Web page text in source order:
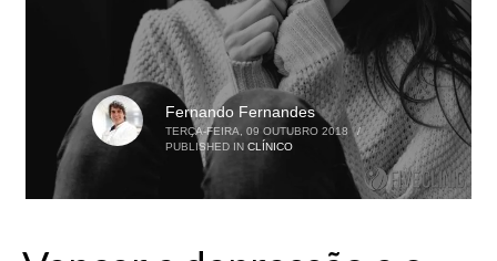
Fernando Fernandes
TERÇA-FEIRA, 09 OUTUBRO 2018
/
PUBLISHED IN CLÍNICO